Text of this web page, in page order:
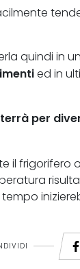
quindi in
ed in
per
il frigorifero